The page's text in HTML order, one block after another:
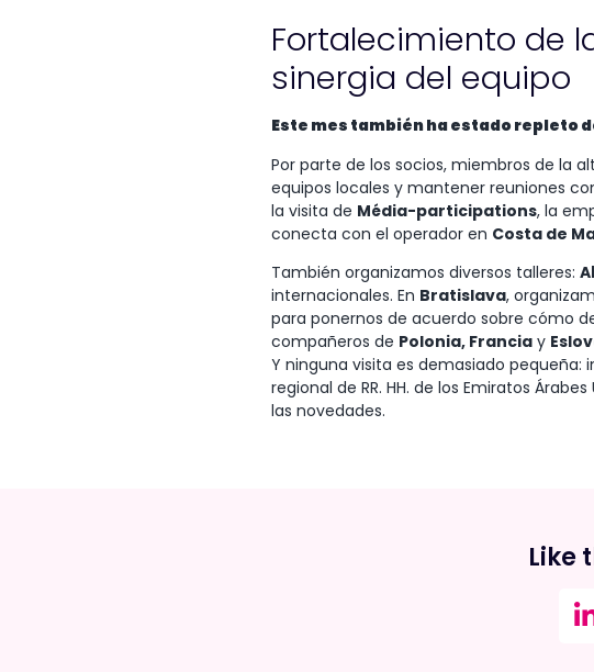
Fortalecimiento de
sinergia del equipo
Este mes también ha estado repleto
Por parte de los socios, miembros de la
equipos locales y mantener reuniones
la visita de Média-participations, la
conecta con el operador en Costa de
También organizamos diversos talleres:
internacionales. En Bratislava,
para ponernos de acuerdo sobre cómo
compañeros de Polonia, Francia y
Y ninguna visita es demasiado
regional de RR. HH. de los Emiratos
las novedades.
Like